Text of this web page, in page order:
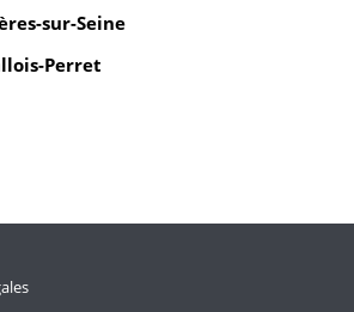
sur-Seine
Perret